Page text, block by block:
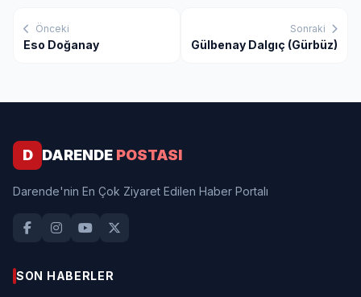
Önceki
Eso Doğanay
Sonraki
Gülbenay Dalgıç (Gürbüz)
D DARENDE POSTASI
Darende'nin En Çok Ziyaret Edilen Haber Portalı
SON HABERLER